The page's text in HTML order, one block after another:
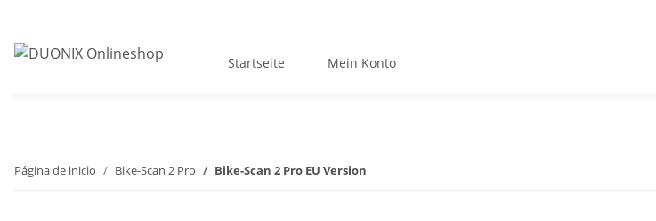
Startseite Mein Konto
Página de inicio Bike-Scan 2 Pro Bike-Scan 2 Pro EU Version